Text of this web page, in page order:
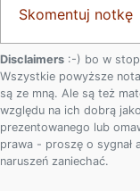
Skomentuj notkę
Disclaimers :-) bo w
Wszystkie powyższe
są ze mną. Ale są też
względu na ich dobrą
prezentowanego lub
prawa - proszę o sygnał
naruszeń zaniechać.